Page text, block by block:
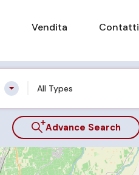
Vendita Contatti
All Types
Advance Search